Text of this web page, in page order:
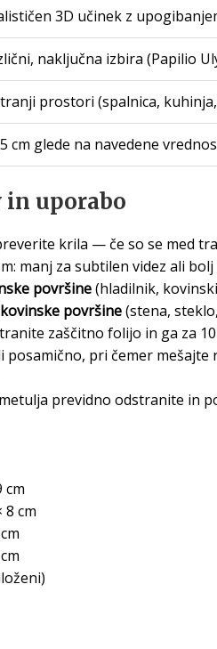
3D učinek z
naključna izbira (Papilio
prostori (spalnica,
cm glede na navedene
in uporabo
krila — če so se med
manj za subtilen videz ali
površine(hladilnik,
površine(stena,
zaščitno folijo in ga za
pri čemer
previdno odstranite in
cm
8 cm